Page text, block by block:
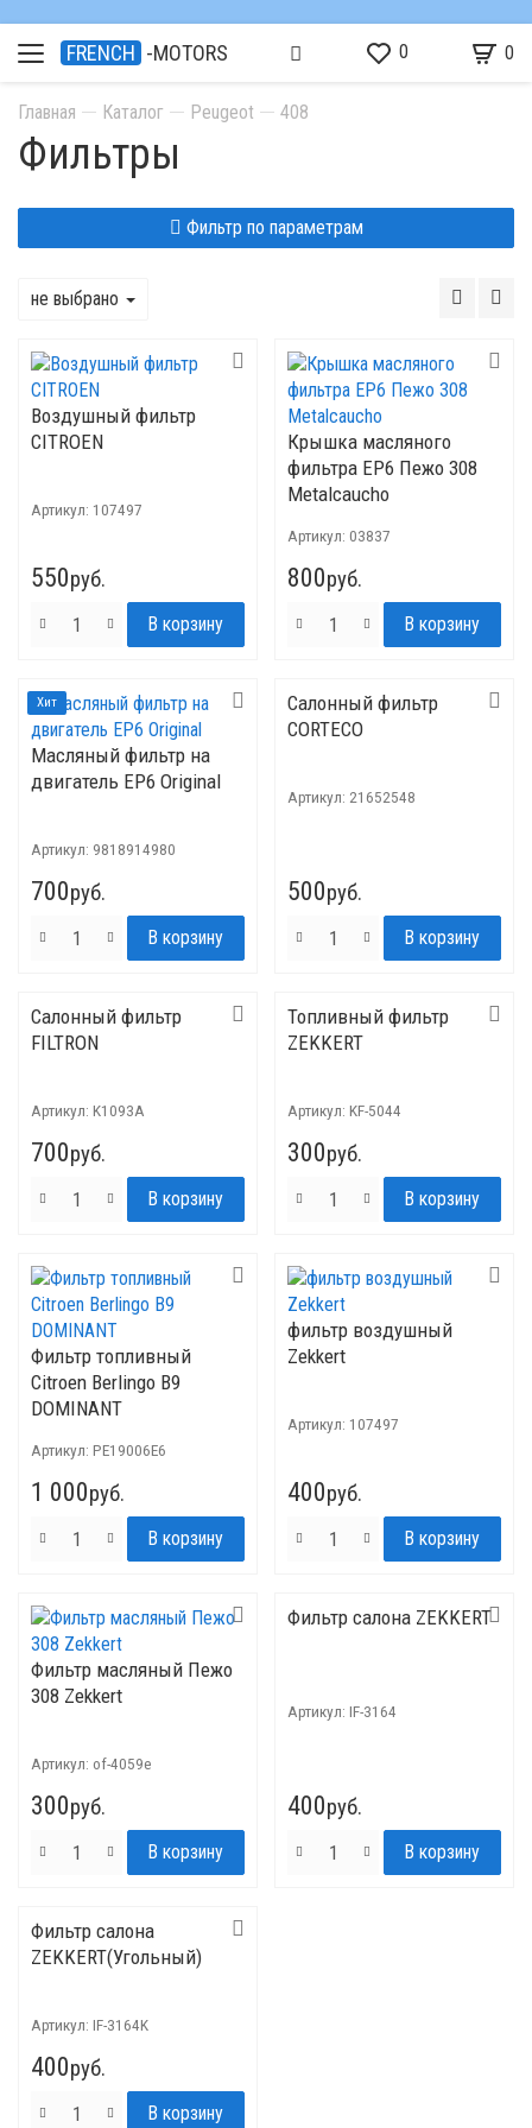
FRENCH -MOTORS 0 0
Главная Каталог Peugeot 408
Фильтры
Фильтр по параметрам
не выбрано
Воздушный фильтр
CITROEN
Артикул: 107497
550руб.
Крышка масляного
фильтра EP6 Пежо 308
Metalcaucho
Артикул: 03837
800руб.
Хит
Масляный фильтр на
двигатель ЕР6 Original
Артикул: 9818914980
700руб.
Салонный фильтр
CORTECO
Артикул: 21652548
500руб.
Салонный фильтр
FILTRON
Артикул: K1093A
700руб.
Топливный фильтр
ZEKKERT
Артикул: KF-5044
300руб.
Фильтр топливный
Citroen Berlingo B9
DOMINANT
Артикул: PE19006E6
1 000руб.
фильтр воздушный
Zekkert
Артикул: 107497
400руб.
Фильтр масляный Пежо
308 Zekkert
Артикул: of-4059e
300руб.
Фильтр салона ZEKKERT
Артикул: IF-3164
400руб.
Фильтр салона
ZEKKERT(Угольный)
Артикул: IF-3164K
400руб.